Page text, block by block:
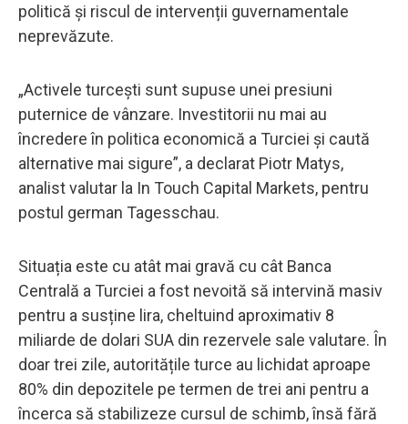
politică și riscul de intervenții guvernamentale
neprevăzute.
„Activele turcești sunt supuse unei presiuni
puternice de vânzare. Investitorii nu mai au
încredere în politica economică a Turciei și caută
alternative mai sigure”, a declarat Piotr Matys,
analist valutar la In Touch Capital Markets, pentru
postul german Tagesschau.
Situația este cu atât mai gravă cu cât Banca
Centrală a Turciei a fost nevoită să intervină masiv
pentru a susține lira, cheltuind aproximativ 8
miliarde de dolari SUA din rezervele sale valutare. În
doar trei zile, autoritățile turce au lichidat aproape
80% din depozitele pe termen de trei ani pentru a
încerca să stabilizeze cursul de schimb, însă fără